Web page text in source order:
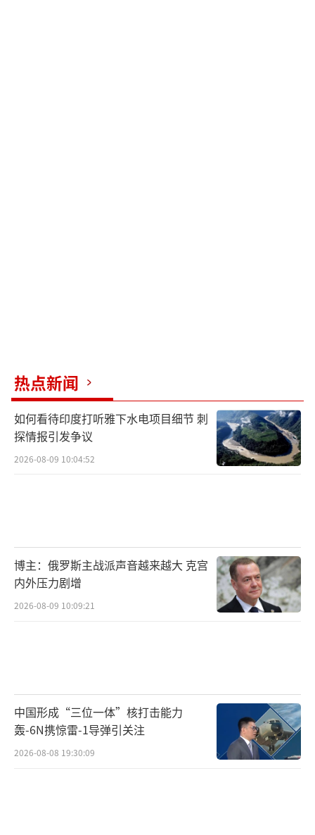
热点新闻
如何看待印度打听雅下水电项目细节 刺
探情报引发争议
2026-08-09 10:04:52
博主：俄罗斯主战派声音越来越大 克宫
内外压力剧增
2026-08-09 10:09:21
中国形成“三位一体”核打击能力
轰-6N携惊雷-1导弹引关注
2026-08-08 19:30:09